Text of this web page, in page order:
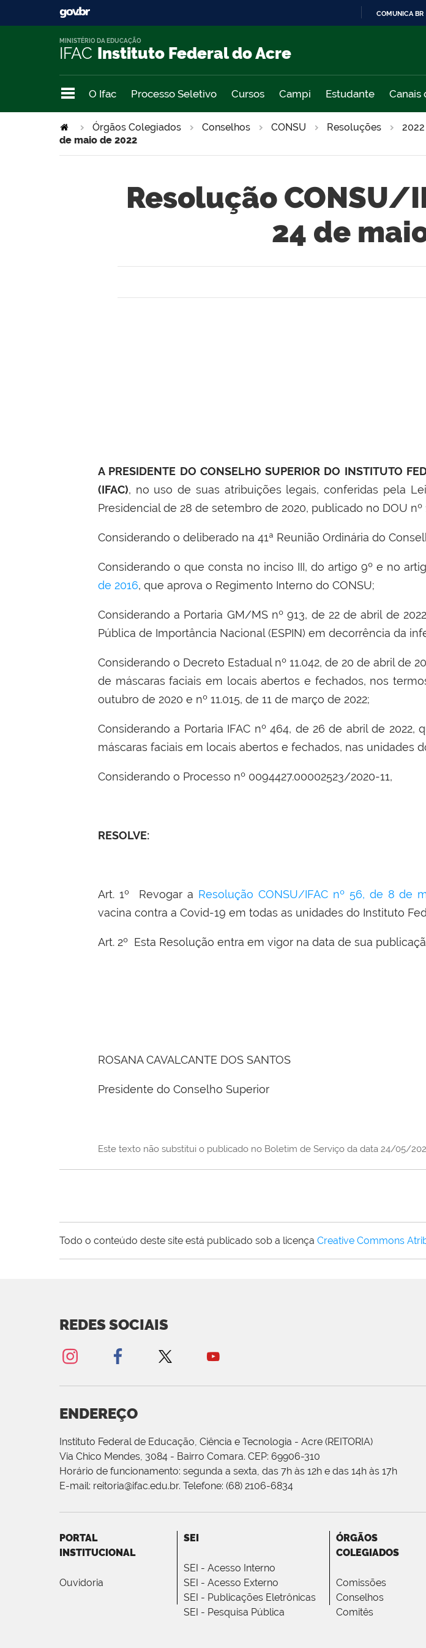
COMUNICA BR
IFAC Instituto Federal do Acre
MINISTÉRIO DA EDUCAÇÃO
O Ifac Processo Seletivo Cursos Campi Estudante Canais
Órgãos Colegiados Conselhos CONSU Resoluções 2022
de maio de 2022
Resolução CONSU/
24 de
A PRESIDENTE DO CONSELHO SUPERIOR DO INSTITUTO
(IFAC), no uso de suas atribuições legais, conferidas pela
Presidencial de 28 de setembro de 2020, publicado no DOU
Considerando o deliberado na 41ª Reunião Ordinária do
Considerando o que consta no inciso III, do artigo 9º e no
de 2016, que aprova o Regimento Interno do CONSU;
Considerando a Portaria GM/MS nº 913, de 22 de abril de
Pública de Importância Nacional (ESPIN) em decorrência da
Considerando o Decreto Estadual nº 11.042, de 20 de abril de
de máscaras faciais em locais abertos e fechados, nos
outubro de 2020 e nº 11.015, de 11 de março de 2022;
Considerando a Portaria IFAC nº 464, de 26 de abril de
máscaras faciais em locais abertos e fechados, nas unidades
Considerando o Processo nº 0094427.00002523/2020-11,
RESOLVE:
Art. 1º Revogar a Resolução CONSU/IFAC nº 56, de 8 de
vacina contra a Covid-19 em todas as unidades do Instituto
Art. 2º Esta Resolução entra em vigor na data de sua
ROSANA CAVALCANTE DOS SANTOS
Presidente do Conselho Superior
Este texto não substitui o publicado no Boletim de Serviço da data 24/05/
Todo o conteúdo deste site está publicado sob a licença Creative Commons
REDES SOCIAIS
ENDEREÇO
Instituto Federal de Educação, Ciência e Tecnologia - Acre (REITORIA)
Via Chico Mendes, 3084 - Bairro Comara. CEP: 69906-310
Horário de funcionamento: segunda a sexta, das 7h às 12h e das 14h às 17h
E-mail: reitoria@ifac.edu.br. Telefone: (68) 2106-6834
PORTAL
INSTITUCIONAL
Ouvidoria
SEI
SEI - Acesso Interno
SEI - Acesso Externo
SEI - Publicações Eletrônicas
SEI - Pesquisa Pública
ÓRGÃOS
COLEGIADOS
Comissões
Conselhos
Comitês